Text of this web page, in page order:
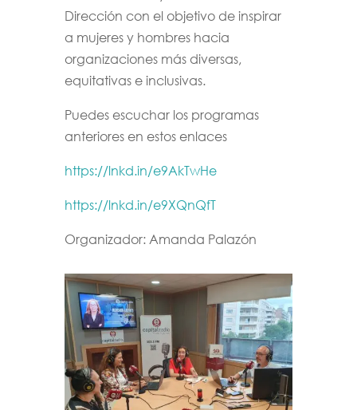
Dirección con el objetivo de inspirar
a mujeres y hombres hacia
organizaciones más diversas,
equitativas e inclusivas.
Puedes escuchar los programas
anteriores en estos enlaces
https://lnkd.in/e9AkTwHe
https://lnkd.in/e9XQnQfT
Organizador: Amanda Palazón